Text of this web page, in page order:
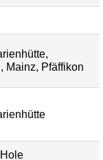
Mainz, Pfäffikon